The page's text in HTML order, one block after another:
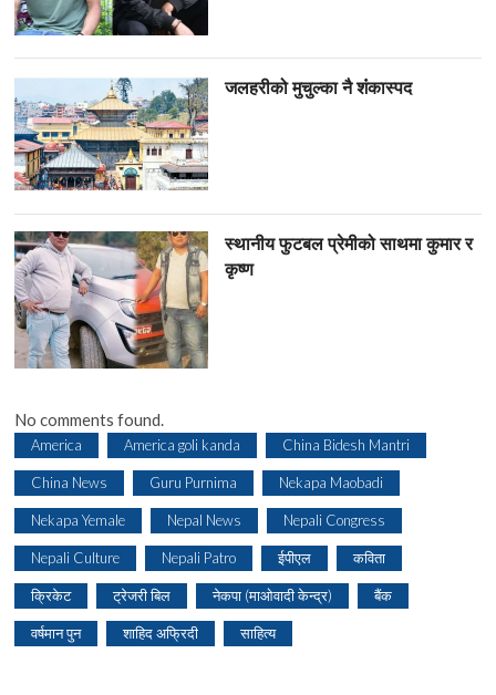
जलहरीको मुचुल्का नै शंंकास्पद
स्थानीय फुटबल प्रेमीको साथमा कुमार र
कृष्ण
No comments found.
America America goli kanda China Bidesh Mantri
China News Guru Purnima Nekapa Maobadi
Nekapa Yemale Nepal News Nepali Congress
Nepali Culture Nepali Patro ईपीएल कविता
क्रिकेट ट्रेजरी बिल नेकपा (माओवादी केन्द्र) बैंक
वर्षमान पुन शाहिद अफ्रिदी साहित्य